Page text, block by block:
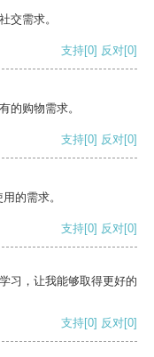
交需求。
支持[0] 反对[0]
的购物需求。
支持[0] 反对[0]
的需求。
支持[0] 反对[0]
习，让我能够取得更好的
支持[0] 反对[0]